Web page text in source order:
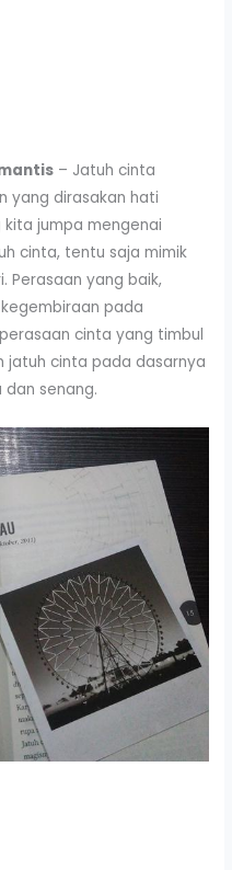
– Jatuh cinta
yang dirasakan hati
kita jumpa mengenai
cinta, tentu saja mimik
Perasaan yang baik,
pada
cinta yang timbul
jatuh cinta pada dasarnya
senang.